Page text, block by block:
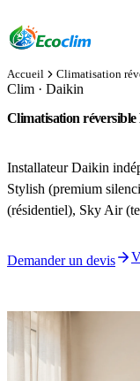
Accueil Climatisation
Clim · Daikin
Climatisation
Installateur Daikin
Stylish (premium
(résidentiel), Sky Air
Demander un devis